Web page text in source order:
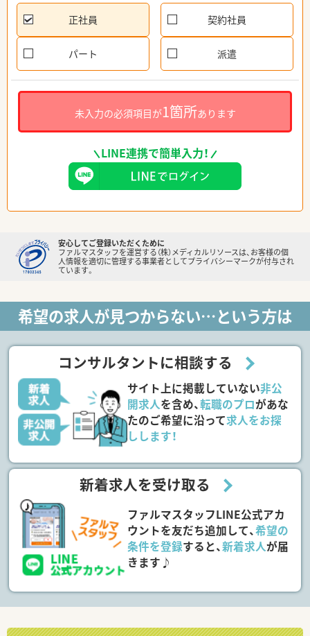
正社員 契約社員
パート 派遣
未入力の必須項目が1箇所あります
LINE連携で簡単入力！
安心してご登録いただくために
ファルマスタッフを運営する（株）メディカルリソースは、お客様の個
人情報を適切に管理する事業者としてプライバシーマークが付与され
ています。
希望の求人が見つからない…という方は
コンサルタントに相談する
サイト上に掲載していない非公
開求人を含め、転職のプロがあな
たのご希望に沿って求人をお探
しします！
新着求人を受け取る
ファルマスタッフLINE公式アカ
ウントを友だち追加して、希望の
条件を登録すると、新着求人が届
きます♪